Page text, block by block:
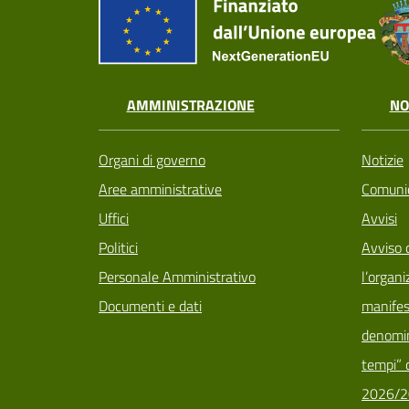
AMMINISTRAZIONE
Organi di governo
Aree amministrative
Uffici
Politici
Personale Amministrativo
Documenti e dati
Notizie
Avvisi
Avviso
tempi”
2026/